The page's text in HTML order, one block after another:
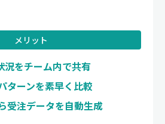
メリット
をチーム内で共有
ターンを素早く比較
受注データを自動生成